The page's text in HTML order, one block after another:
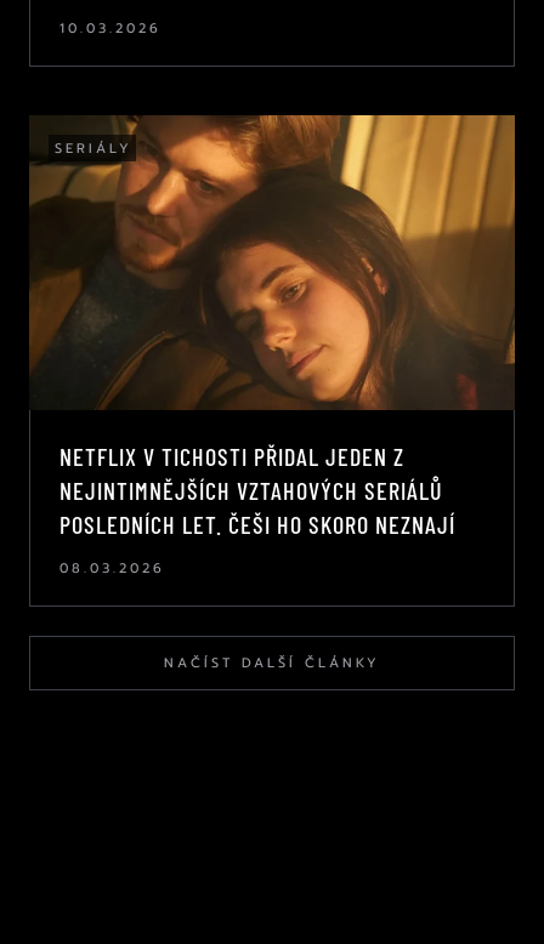
10.03.2026
SERIÁLY
NETFLIX V TICHOSTI PŘIDAL JEDEN Z
NEJINTIMNĚJŠÍCH VZTAHOVÝCH SERIÁLŮ
POSLEDNÍCH LET. ČEŠI HO SKORO NEZNAJÍ
08.03.2026
NAČÍST DALŠÍ ČLÁNKY